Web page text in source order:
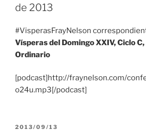
de 2013
#VisperasFrayNelson
Vísperas del Domingo XXIV, Ciclo
Ordinario
[podcast]http://fraynelson.com/
o24u.mp3[/podcast]
PUBLICADO
2013/09/13